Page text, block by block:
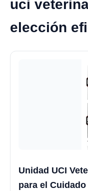
uci
elección
Unidad UCI
para el